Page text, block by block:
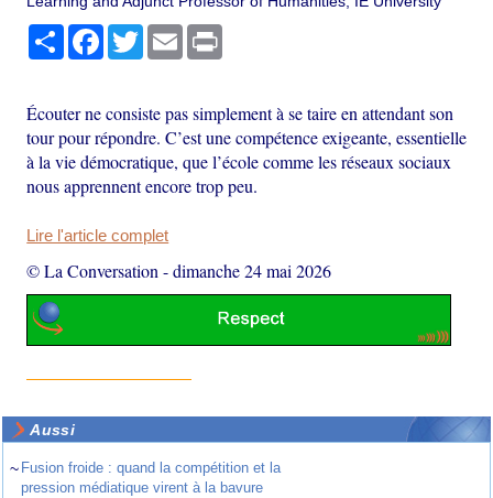
PartagerFacebook
TwitterEmail
Écouter ne consiste pas simplement à se taire en attendant son
tour pour répondre. C’est une compétence exigeante, essentielle
à la vie démocratique, que l’école comme les réseaux sociaux
nous apprennent encore trop peu.
Lire l'article complet
© La Conversation -dimanche 24 mai 2026
Aussi
~ Fusion froide : quand la compétition et la
pression médiatique virent à la bavure